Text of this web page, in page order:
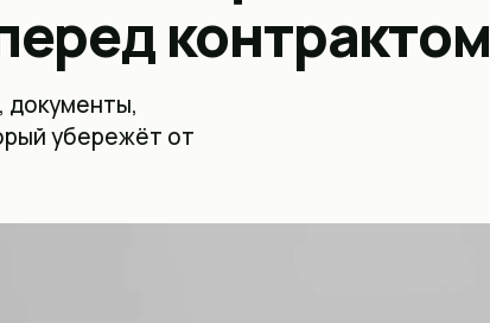
контрактом
документы,
убережёт от